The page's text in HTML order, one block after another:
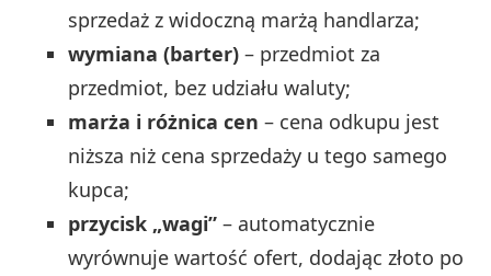
sprzedaż z widoczną marżą handlarza;
wymiana (barter) – przedmiot za
przedmiot, bez udziału waluty;
marża i różnica cen – cena odkupu jest
niższa niż cena sprzedaży u tego samego
kupca;
przycisk „wagi” – automatycznie
wyrównuje wartość ofert, dodając złoto po